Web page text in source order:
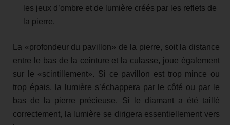
les jeux d’ombre et de lumière créés par les reflets de
la pierre.
La «profondeur du pavillon» de la pierre, soit la distance
entre le bas de la ceinture et la culasse, joue également
sur le «scintillement». Si ce pavillon est trop mince ou
trop épais, la lumière s’échappera par le côté ou par le
bas de la pierre précieuse. Si le diamant a été taillé
correctement, la lumière se dirigera essentiellement vers